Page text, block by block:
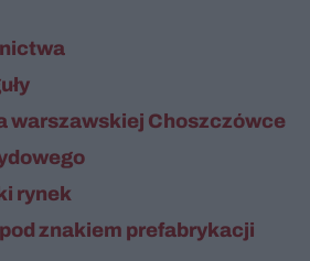
warszawskiej Choszczówce
rynek
znakiem prefabrykacji